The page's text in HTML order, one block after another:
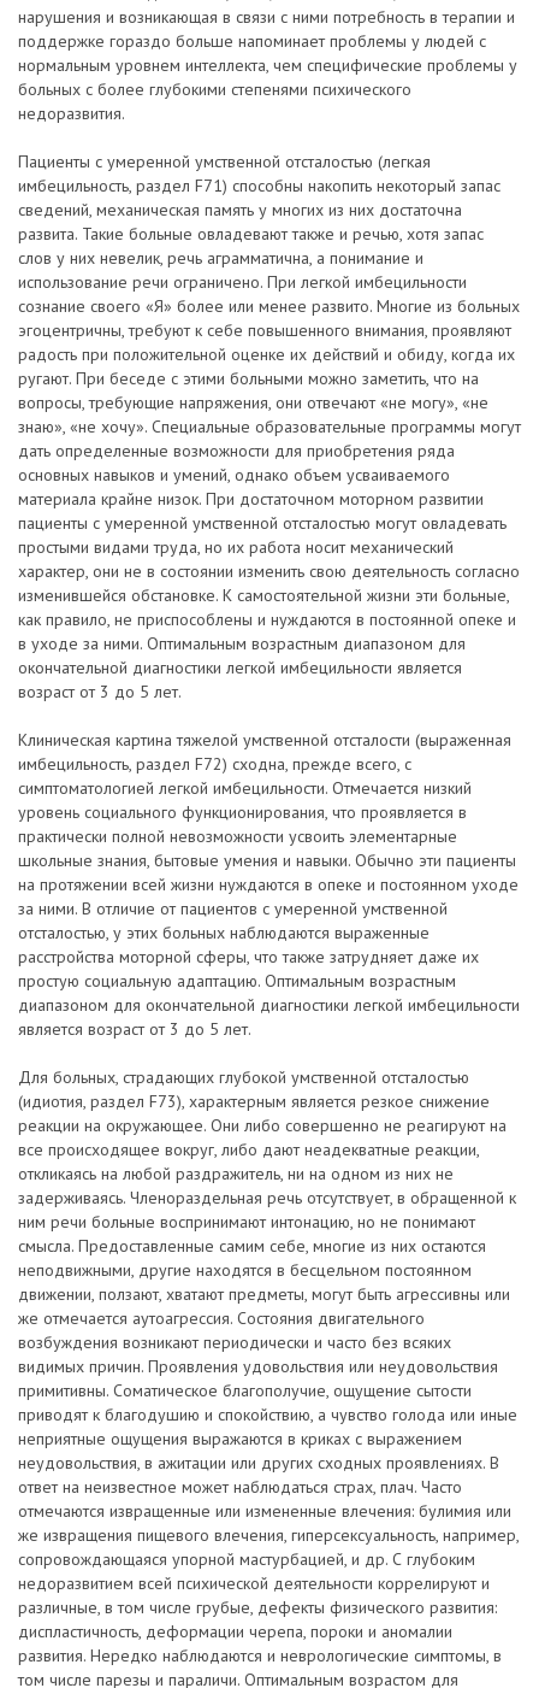
нарушения и возникающая в связи с ними потребность в терапии и
поддержке гораздо больше напоминает проблемы у людей с
нормальным уровнем интеллекта, чем специфические проблемы у
больных с более глубокими степенями психического
недоразвития.
Пациенты с умеренной умственной отсталостью (легкая
имбецильность, раздел F71) способны накопить некоторый запас
сведений, механическая память у многих из них достаточна
развита. Такие больные овладевают также и речью, хотя запас
слов у них невелик, речь аграмматична, а понимание и
использование речи ограничено. При легкой имбецильности
сознание своего «Я» более или менее развито. Многие из больных
эгоцентричны, требуют к себе повышенного внимания, проявляют
радость при положительной оценке их действий и обиду, когда их
ругают. При беседе с этими больными можно заметить, что на
вопросы, требующие напряжения, они отвечают «не могу», «не
знаю», «не хочу». Специальные образовательные программы могут
дать определенные возможности для приобретения ряда
основных навыков и умений, однако объем усваиваемого
материала крайне низок. При достаточном моторном развитии
пациенты с умеренной умственной отсталостью могут овладевать
простыми видами труда, но их работа носит механический
характер, они не в состоянии изменить свою деятельность согласно
изменившейся обстановке. К самостоятельной жизни эти больные,
как правило, не приспособлены и нуждаются в постоянной опеке и
в уходе за ними. Оптимальным возрастным диапазоном для
окончательной диагностики легкой имбецильности является
возраст от 3 до 5 лет.
Клиническая картина тяжелой умственной отсталости (выраженная
имбецильность, раздел F72) сходна, прежде всего, с
симптоматологией легкой имбецильности. Отмечается низкий
уровень социального функционирования, что проявляется в
практически полной невозможности усвоить элементарные
школьные знания, бытовые умения и навыки. Обычно эти пациенты
на протяжении всей жизни нуждаются в опеке и постоянном уходе
за ними. В отличие от пациентов с умеренной умственной
отсталостью, у этих больных наблюдаются выраженные
расстройства моторной сферы, что также затрудняет даже их
простую социальную адаптацию. Оптимальным возрастным
диапазоном для окончательной диагностики легкой имбецильности
является возраст от 3 до 5 лет.
Для больных, страдающих глубокой умственной отсталостью
(идиотия, раздел F73), характерным является резкое снижение
реакции на окружающее. Они либо совершенно не реагируют на
все происходящее вокруг, либо дают неадекватные реакции,
откликаясь на любой раздражитель, ни на одном из них не
задерживаясь. Членораздельная речь отсутствует, в обращенной к
ним речи больные воспринимают интонацию, но не понимают
смысла. Предоставленные самим себе, многие из них остаются
неподвижными, другие находятся в бесцельном постоянном
движении, ползают, хватают предметы, могут быть агрессивны или
же отмечается аутоагрессия. Состояния двигательного
возбуждения возникают периодически и часто без всяких
видимых причин. Проявления удовольствия или неудовольствия
примитивны. Соматическое благополучие, ощущение сытости
приводят к благодушию и спокойствию, а чувство голода или иные
неприятные ощущения выражаются в криках с выражением
неудовольствия, в ажитации или других сходных проявлениях. В
ответ на неизвестное может наблюдаться страх, плач. Часто
отмечаются извращенные или измененные влечения: булимия или
же извращения пищевого влечения, гиперсексуальность, например,
сопровождающаяся упорной мастурбацией, и др. С глубоким
недоразвитием всей психической деятельности коррелируют и
различные, в том числе грубые, дефекты физического развития:
диспластичность, деформации черепа, пороки и аномалии
развития. Нередко наблюдаются и неврологические симптомы, в
том числе парезы и параличи. Оптимальным возрастом для